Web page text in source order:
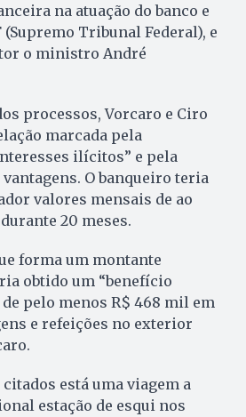
na atuação do banco e
Tribunal Federal), e
o ministro André
processos, Vorcaro e Ciro
marcada pela
ilícitos” e pela
O banqueiro teria
valores mensais de ao
20 meses.
forma um montante
obtido um “benefício
pelo menos R$ 468 mil em
e refeições no exterior
está uma viagem a
estação de esqui nos